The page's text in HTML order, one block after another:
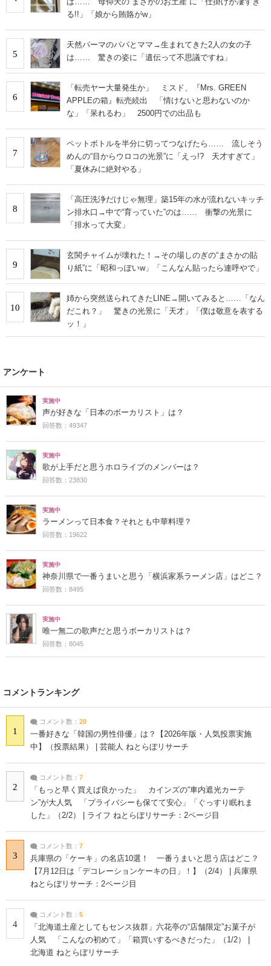
る!!」「娘から賄賂がw」
5
天然パーマのパパとママ→生まれてきた2人の女の子
は…… 驚きの姿に「遺伝って不思議ですね」
6
「転売ヤー大量発生か」 ミスド、『Mrs. GREEN
APPLEの箱』転売続出 「情けないと思わないのか
な」「呆れるわ」 2500円での出品も
7
ペットボトルを半分に切ってつなげたら…… 流しそう
めんの“目からウロコの光景”に「えっ!? 天才すぎて」
「夏休みに絶対やる」
8
「高圧洗浄だけじゃ無理」築15年の水が流れないキッチ
ン排水口→中で“育っていた”のは…… 衝撃の光景に
「排水って大変」
9
玄関チャイムが壊れた！→その場しのぎの“まさかの貼
り紙”に「昭和っぽいw」「こんなん貼ったら連呼やで」
10
姉から突然送られてきたLINE→開いてみると……「なん
だこれ？」 驚きの光景に「天才」「僕は敬意を表する
ッ！」
アンケート
実施中
声が好きな「日本のボーカリスト」は？
回答数：49347
実施中
歌が上手だと思うホロライブのメンバーは？
回答数：23830
実施中
ラーメンって日本食？それとも中華料理？
回答数：19622
実施中
神奈川県で一番うまいと思う「横浜家系ラーメン店」はどこ？
回答数：8495
実施中
唯一無二の歌声だと思うボーカリストは？
回答数：8045
コメントランキング
1
コメント数： 20
一番好きな「韓国の男性俳優」は？【2026年版・人気投票実施
中】（投票結果） | 芸能人 ねとらぼリサーチ
2
コメント数： 7
「もっと早く買えば良かった」 カインズの“車内遮光カーテ
ン”が大人気 「プライバシーも保てて安心」「ぐっすり眠れま
した」（2/2） | ライフ ねとらぼリサーチ：2ページ目
3
コメント数： 7
兵庫県の「ケーキ」の名店10選！ 一番うまいと思う店はどこ？
【7月12日は「デコレーションケーキの日」！】（2/4） | 兵庫県
ねとらぼリサーチ：2ページ目
4
コメント数： 5
「北海道土産としてもセンス抜群」六花亭の“店舗限定”お菓子が
人気 「こんなの初めて」「箱買いするべきだった」（1/2） |
北海道 ねとらぼリサーチ